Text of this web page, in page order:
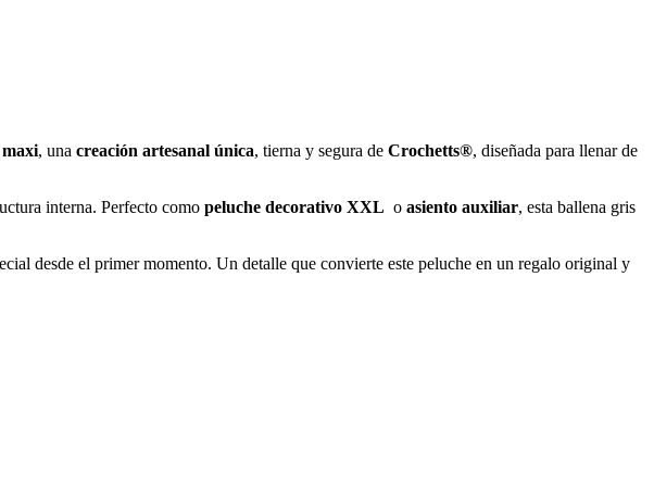
, una creación artesanal única, tierna y segura de Crochetts®, diseñada para llenar de
interna. Perfecto como peluche decorativo XXL o asiento auxiliar, esta ballena gris
desde el primer momento. Un detalle que convierte este peluche en un regalo original y